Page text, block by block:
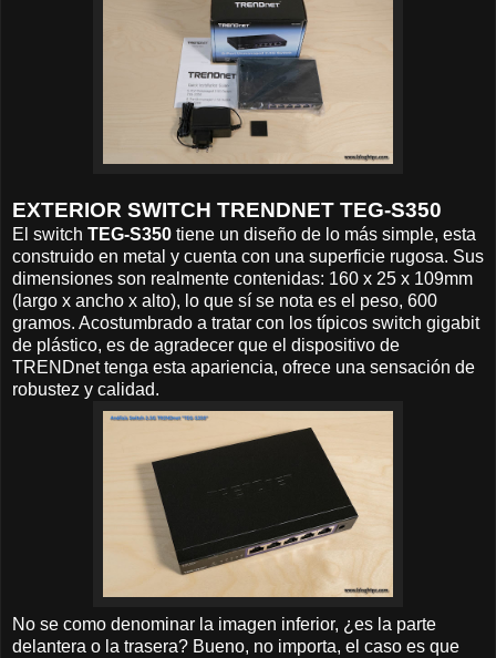
EXTERIOR SWITCH TRENDNET TEG-S350
El switch TEG-S350 tiene un diseño de lo más simple, esta
construido en metal y cuenta con una superficie rugosa. Sus
dimensiones son realmente contenidas: 160 x 25 x 109mm
(largo x ancho x alto), lo que sí se nota es el peso, 600
gramos. Acostumbrado a tratar con los típicos switch gigabit
de plástico, es de agradecer que el dispositivo de
TRENDnet tenga esta apariencia, ofrece una sensación de
robustez y calidad.
No se como denominar la imagen inferior, ¿es la parte
delantera o la trasera? Bueno, no importa, el caso es que